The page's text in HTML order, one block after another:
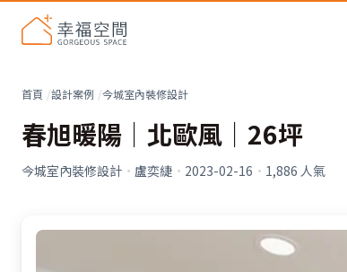
首頁 設計案例 今城室內裝修設計
春旭暖陽｜北歐風｜26坪
今城室內裝修設計 · 盧奕緁 · 2023-02-16 · 1,886 人氣